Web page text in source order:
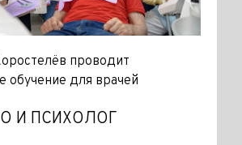
проводит
обучение для врачей
И ПСИХОЛОГ